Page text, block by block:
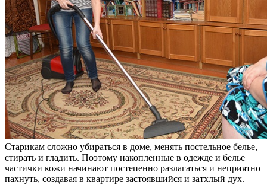
Старикам сложно убираться в доме, менять постельное белье,
стирать и гладить. Поэтому накопленные в одежде и белье
частички кожи начинают постепенно разлагаться и неприятно
пахнуть, создавая в квартире застоявшийся и затхлый дух.